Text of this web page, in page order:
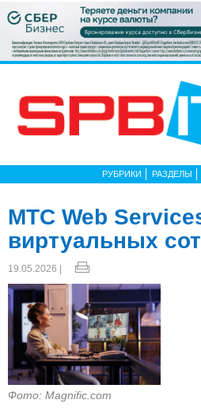
РУБРИКИ РАЗДЕЛЫ
МТС Web
виртуальных
19.05.2026 |
Фото: Magnific.com